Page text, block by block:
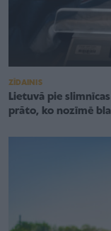
ZĪDAINIS
Lietuvā pie
prāto, ko nozīmē